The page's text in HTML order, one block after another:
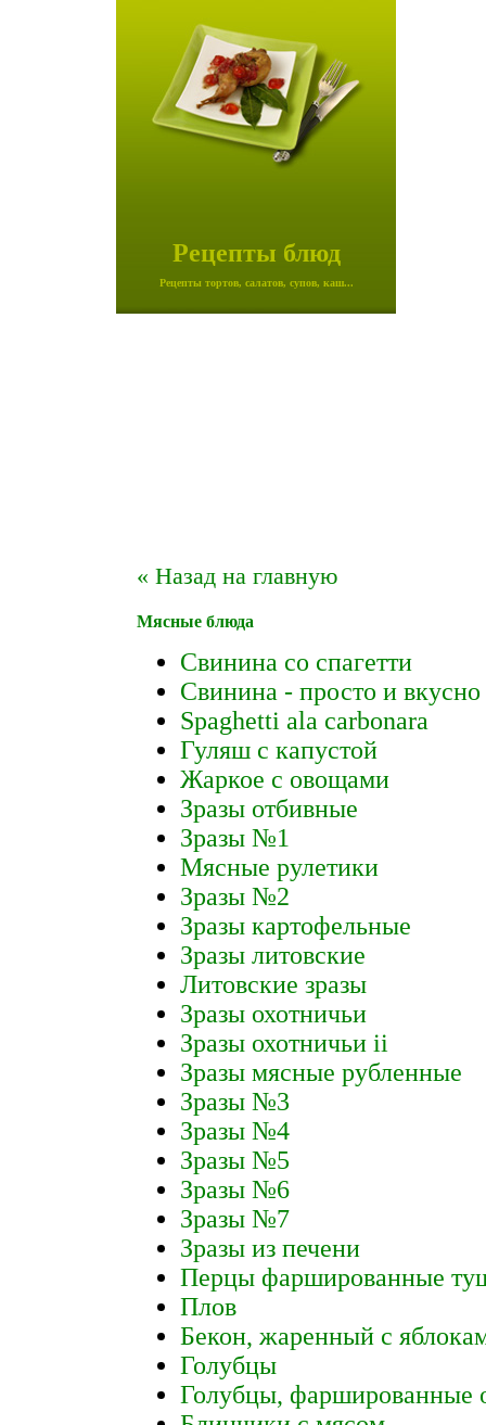
Рецепты блюд
Рецепты тортов, салатов, супов, каш...
« Назад на главную
Мясные блюда
Свинина со спагетти
Свинина - просто и
Spaghetti ala carbonara
Гуляш с капустой
Жаркое с овощами
Зразы отбивные
Зразы №1
Мясные рулетики
Зразы №2
Зразы картофельные
Зразы литовские
Литовские зразы
Зразы охотничьи
Зразы охотничьи ii
Зразы мясные рубленные
Зразы №3
Зразы №4
Зразы №5
Зразы №6
Зразы №7
Зразы из печени
Перцы фаршированные
Плов
Бекон, жаренный с
Голубцы
Голубцы, фаршированные